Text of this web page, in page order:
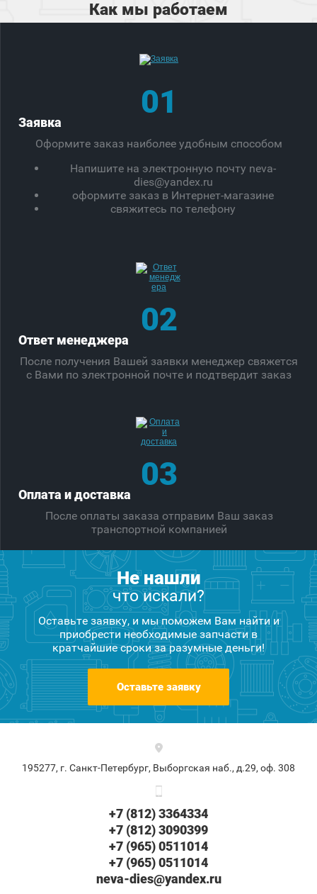
Как мы работаем
01
Заявка
Оформите заказ наиболее удобным способом
Напишите на электронную почту neva-
dies@yandex.ru
оформите заказ в Интернет-магазине
свяжитесь по телефону
02
Ответ менеджера
После получения Вашей заявки менеджер свяжется
с Вами по электронной почте и подтвердит заказ
03
Оплата и доставка
После оплаты заказа отправим Ваш заказ
транспортной компанией
Не нашли
что искали?
Оставьте заявку, и мы поможем Вам найти и
приобрести необходимые запчасти в
кратчайшие сроки за разумные деньги!
Оставьте заявку
195277, г. Санкт-Петербург, Выборгская наб., д.29, оф. 308
+7 (812) 3364334
+7 (812) 3090399
+7 (965) 0511014
+7 (965) 0511014
neva-dies@yandex.ru